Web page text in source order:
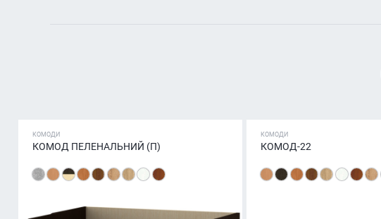
КОМОДИ
КОМОД ПЕЛЕНАЛЬНИЙ (П)
КОМОДИ
КОМОД-22